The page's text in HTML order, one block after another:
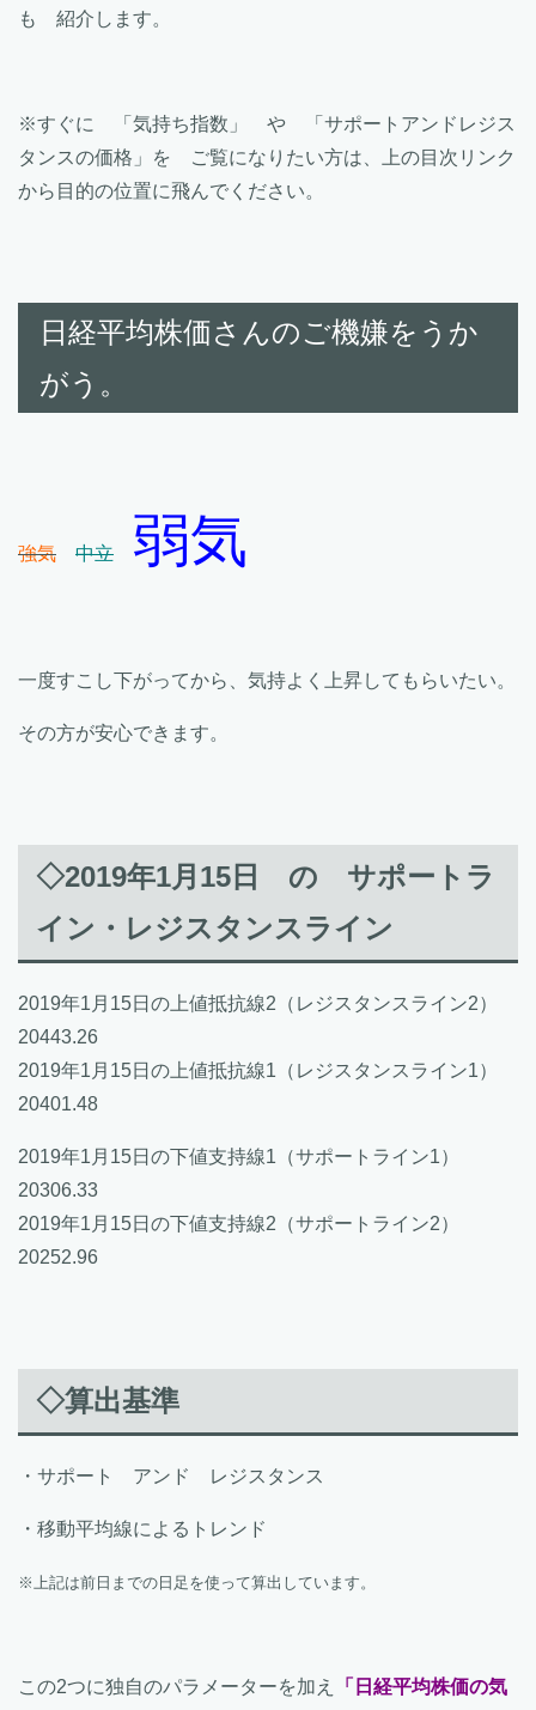
も 紹介します。
※すぐに 「気持ち指数」 や 「サポートアンドレジス
タンスの価格」を ご覧になりたい方は、上の目次リンク
から目的の位置に飛んでください。
日経平均株価さんのご機嫌をうか
がう。
強気 中立 弱気
一度すこし下がってから、気持よく上昇してもらいたい。
その方が安心できます。
◇2019年1月15日 の サポートラ
イン・レジスタンスライン
2019年1月15日の上値抵抗線2（レジスタンスライン2）
20443.26
2019年1月15日の上値抵抗線1（レジスタンスライン1）
20401.48
2019年1月15日の下値支持線1（サポートライン1）
20306.33
2019年1月15日の下値支持線2（サポートライン2）
20252.96
◇算出基準
・サポート アンド レジスタンス
・移動平均線によるトレンド
※上記は前日までの日足を使って算出しています。
この2つに独自のパラメーターを加え
「日経平均株価の気